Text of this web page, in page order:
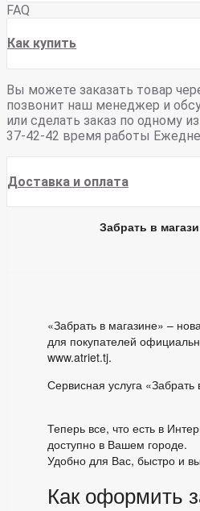
FAQ
Как купить
Вы можете заказать товар
позвонит наш менеджер и
или сделать заказ по одному
37-42-42 время работы
Доставка и оплата
Забрать в
«Забрать в магазине» –
для покупателей
www.atriet.tj.
Сервисная услуга «Забрать
Теперь все, что есть в
доступно в Вашем городе.
Удобно для Вас, быстро и
Как оформить